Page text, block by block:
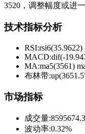
3520，调整幅度或进一
技术指标分析
RSI:rsi6(35.9622)
MACD:dif(-
MA:ma5(3561)
布林带:
市场指标
成交量:
波动率:0.32%